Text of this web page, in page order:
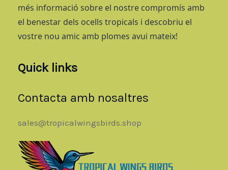
més informació sobre el nostre compromís amb
el benestar dels ocells tropicals i descobriu el
vostre nou amic amb plomes avui mateix!
Quick links
Contacta amb nosaltres
sales@tropicalwingsbirds.shop